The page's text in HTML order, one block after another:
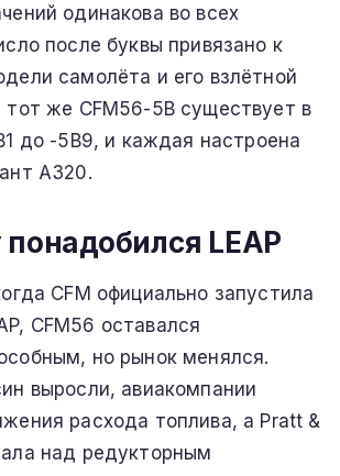
одинакова во всех
после буквы привязано к
самолёта и его взлётной
же CFM56-5B существует в
до -5B9, и каждая настроена
A320.
LEAP
CFM официально запустила
CFM56 оставался
но рынок менялся.
выросли, авиакомпании
расхода топлива, а Pratt &
над редукторным